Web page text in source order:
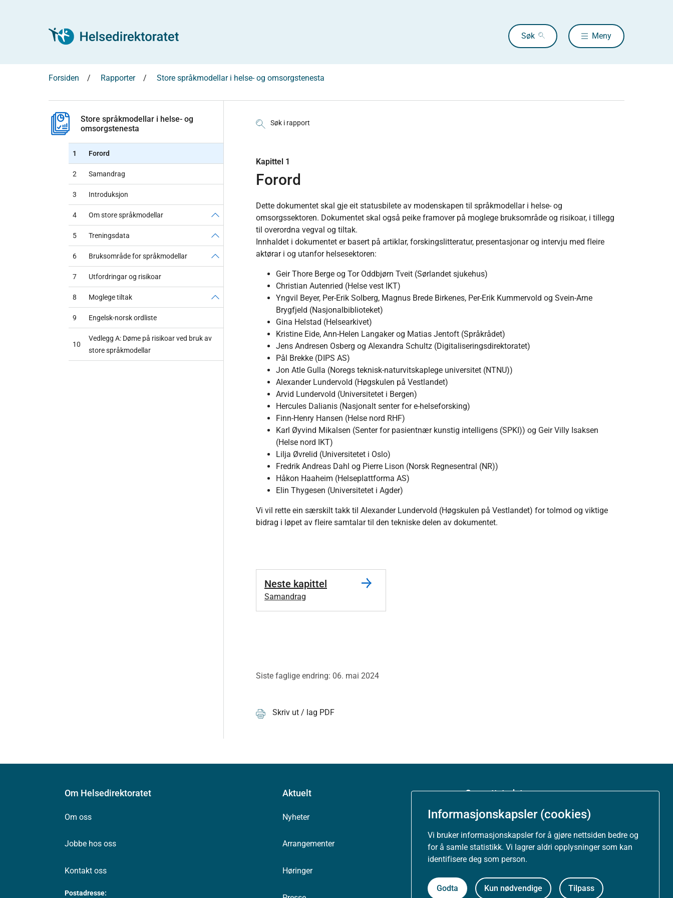
Informasjonskapsler (cookies)
Vi bruker informasjonskapsler for å gjøre nettsiden bedre og
for å samle statistikk. Vi lagrer aldri opplysninger som kan
identifisere deg som person.
Godta Kun nødvendige Tilpass
Søk Meny
Forsiden Rapporter Store språkmodellar i helse- og omsorgstenesta
Store språkmodellar i helse- og
omsorgstenesta
1 Forord
2 Samandrag
3 Introduksjon
4 Om store språkmodellar
5 Treningsdata
6 Bruksområde for språkmodellar
7 Utfordringar og risikoar
8 Moglege tiltak
9 Engelsk-norsk ordliste
10
Vedlegg A: Døme på risikoar ved bruk av
store språkmodellar
Søk i rapport
Kapittel 1
Forord
Dette dokumentet skal gje eit statusbilete av modenskapen til språkmodellar i helse- og
omsorgssektoren. Dokumentet skal også peike framover på moglege bruksområde og risikoar, i tillegg
til overordna vegval og tiltak.
Innhaldet i dokumentet er basert på artiklar, forskingslitteratur, presentasjonar og intervju med fleire
aktørar i og utanfor helsesektoren:
Geir Thore Berge og Tor Oddbjørn Tveit (Sørlandet sjukehus)
Christian Autenried (Helse vest IKT)
Yngvil Beyer, Per-Erik Solberg, Magnus Brede Birkenes, Per-Erik Kummervold og Svein-Arne
Brygfjeld (Nasjonalbiblioteket)
Gina Helstad (Helsearkivet)
Kristine Eide, Ann-Helen Langaker og Matias Jentoft (Språkrådet)
Jens Andresen Osberg og Alexandra Schultz (Digitaliseringsdirektoratet)
Pål Brekke (DIPS AS)
Jon Atle Gulla (Noregs teknisk-naturvitskaplege universitet (NTNU))
Alexander Lundervold (Høgskulen på Vestlandet)
Arvid Lundervold (Universitetet i Bergen)
Hercules Dalianis (Nasjonalt senter for e-helseforsking)
Finn-Henry Hansen (Helse nord RHF)
Karl Øyvind Mikalsen (Senter for pasientnær kunstig intelligens (SPKI)) og Geir Villy Isaksen
(Helse nord IKT)
Lilja Øvrelid (Universitetet i Oslo)
Fredrik Andreas Dahl og Pierre Lison (Norsk Regnesentral (NR))
Håkon Haaheim (Helseplattforma AS)
Elin Thygesen (Universitetet i Agder)
Vi vil rette ein særskilt takk til Alexander Lundervold (Høgskulen på Vestlandet) for tolmod og viktige
bidrag i løpet av fleire samtalar til den tekniske delen av dokumentet.
Neste kapittel
Samandrag
Siste faglige endring: 06. mai 2024
Skriv ut / lag PDF
Om Helsedirektoratet
Om oss
Jobbe hos oss
Kontakt oss
Postadresse:
Aktuelt
Nyheter
Arrangementer
Høringer
Om nettstedet
Personvernerklæring
Tilgjengelighetserklæring (uustatus.no)